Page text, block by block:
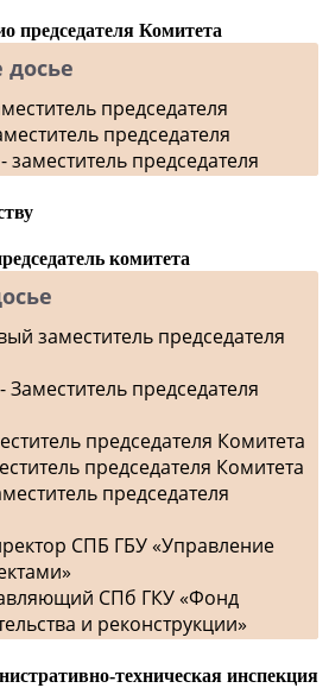
председателя Комитета
председателя
председателя
- заместитель председателя
комитета
заместитель председателя
- Заместитель председателя
председателя Комитета
председателя Комитета
председателя
СПБ ГБУ «Управление
СПб ГКУ «Фонд
и реконструкции»
техническая инспекция